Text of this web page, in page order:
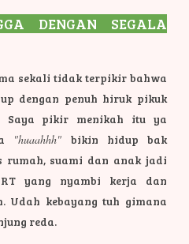
DENGAN SEGALA
sekali tidak terpikir bahwa
dengan penuh hiruk pikuk
Saya pikir menikah itu ya
"huaahhh" bikin hidup bak
rumah, suami dan anak jadi
yang nyambi kerja dan
kebayang tuh gimana
reda.